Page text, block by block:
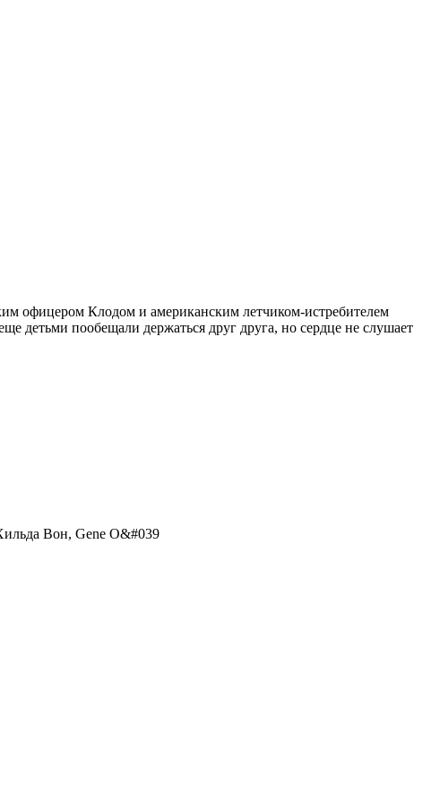
офицером Клодом и американским летчиком-истребителем
детьми пообещали держаться друг друга, но сердце не слушает
Вон, Gene O&#039